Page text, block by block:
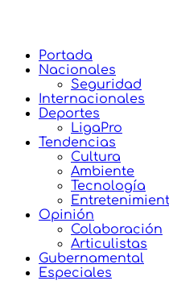
Comparte esta noticia en: